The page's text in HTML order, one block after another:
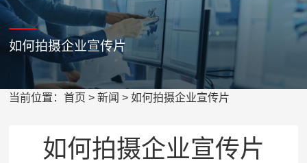
如何拍摄企业宣传片
当前位置：首页 >新闻 > 如何拍摄企业宣传片
如何拍摄企业宣传片